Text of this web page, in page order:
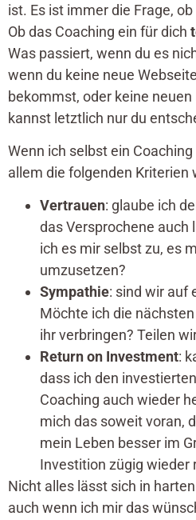
ist. Es ist immer die Frage, ob
Ob das Coaching ein für dich
Was passiert, wenn du es
wenn du keine neue
bekommst, oder keine
kannst letztlich nur du
Wenn ich selbst ein
allem die folgenden Kriterien
Vertrauen: glaube ich
das Versprochene auch
ich es mir selbst zu, es
umzusetzen?
Sympathie: sind wir auf
Möchte ich die
ihr verbringen? Teilen
Return on Investment:
dass ich den
Coaching auch wieder
mich das soweit voran,
mein Leben besser im
Investition zügig wieder
Nicht alles lässt sich in
auch wenn ich mir das